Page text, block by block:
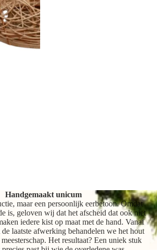
Handgemaakt unicum
maar een persoonlijk eerbetoon. Omdat
is, geloven wij dat het afscheid dat ook niet
iedere kist op maat met de hand. Vanaf
de laatste afwerking behandelen we het hout
Het resultaat? Een uniek stuk